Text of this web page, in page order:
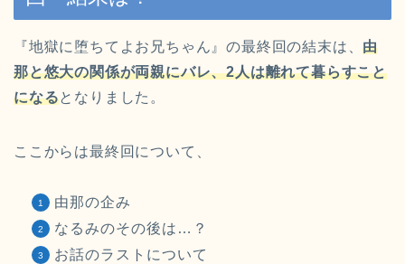
『地獄に堕ちてよお兄ちゃん』の最終回の結末は、由
那と悠大の関係が両親にバレ、2人は離れて暮らすこと
になるとなりました。
ここからは最終回について、
由那の企み
なるみのその後は…？
お話のラストについて